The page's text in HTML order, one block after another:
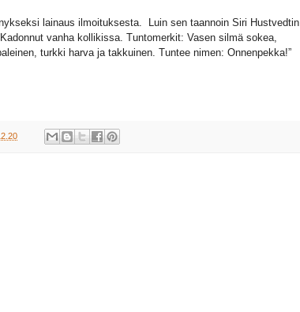
lainaus ilmoituksesta.
Luin sen taannoin Siri Hustvedtin
vanha kollikissa. Tuntomerkit: Vasen silmä sokea,
turkki harva ja takkuinen. Tuntee nimen: Onnenpekka!”